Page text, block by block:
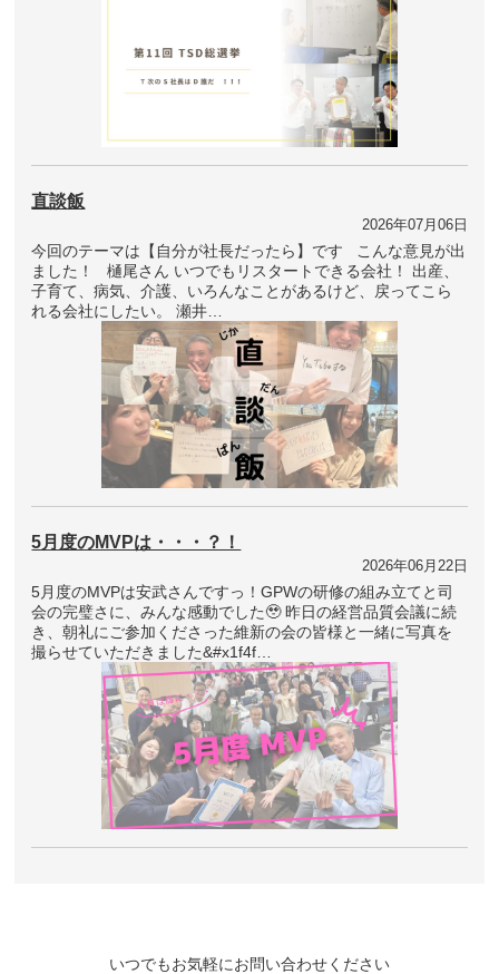
直談飯
2026年07月06日
今回のテーマは【自分が社長だったら】です こんな意見が出
ました！ 樋尾さん いつでもリスタートできる会社！ 出産、
子育て、病気、介護、いろんなことがあるけど、戻ってこら
れる会社にしたい。 瀬井…
5月度のMVPは・・・？！
2026年06月22日
5月度のMVPは安武さんですっ！GPWの研修の組み立てと司
会の完璧さに、みんな感動でした🥹 昨日の経営品質会議に続
き、朝礼にご参加くださった維新の会の皆様と一緒に写真を
撮らせていただきました&#x1f4f…
いつでもお気軽にお問い合わせください